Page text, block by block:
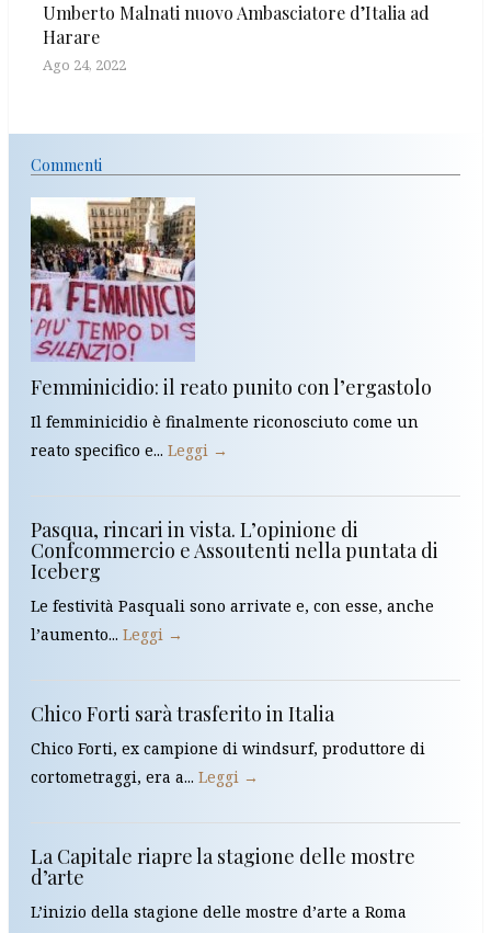
Umberto Malnati nuovo Ambasciatore d’Italia ad
Harare
Ago 24, 2022
Commenti
Femminicidio: il reato punito con l’ergastolo
Il femminicidio è finalmente riconosciuto come un
reato specifico e... Leggi →
Pasqua, rincari in vista. L’opinione di
Confcommercio e Assoutenti nella puntata di
Iceberg
Le festività Pasquali sono arrivate e, con esse, anche
l’aumento... Leggi →
Chico Forti sarà trasferito in Italia
Chico Forti, ex campione di windsurf, produttore di
cortometraggi, era a... Leggi →
La Capitale riapre la stagione delle mostre
d’arte
L’inizio della stagione delle mostre d’arte a Roma